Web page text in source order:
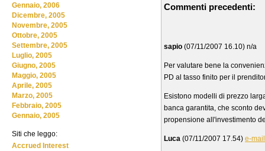
Commenti precedenti:
sapio (07/11/2007 16.10) n/a
Per valutare bene la
PD al tasso finito per il
Esistono modelli di prezzo
banca garantita, che sconto
propensione all'investimento
Luca (07/11/2007 17.54) e-mail
Gennaio, 2006
Dicembre, 2005
Novembre, 2005
Ottobre, 2005
Settembre, 2005
Luglio, 2005
Giugno, 2005
Maggio, 2005
Aprile, 2005
Marzo, 2005
Febbraio, 2005
Gennaio, 2005
Siti che leggo:
Accrued Interest